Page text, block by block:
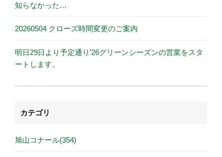
知らなかった…
20260504 クローズ時間変更のご案内
明日29日より予定通り’26グリーンシーズンの営業をスタ
ートします。
カテゴリ
旭山コナール(354)